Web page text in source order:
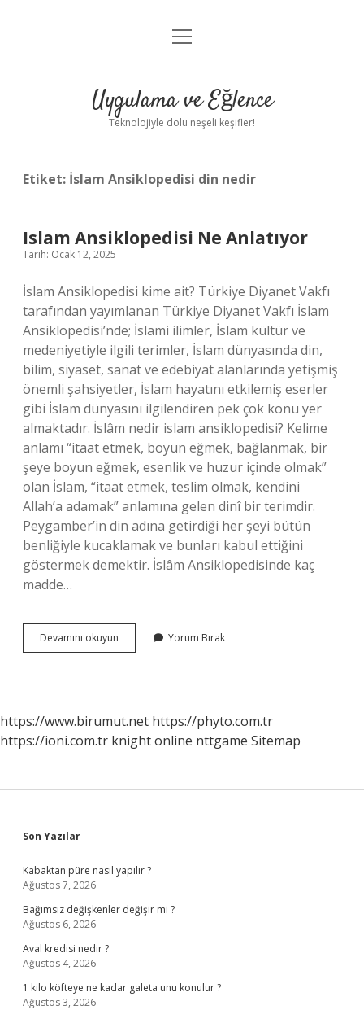
Anasayfa
Yasal Uyarı
menüyü
Uygulama ve Eğlence
Teknolojiyle dolu neşeli keşifler!
Etiket: İslam Ansiklopedisi din nedir
Islam Ansiklopedisi Ne Anlatıyor
Tarih: Ocak 12, 2025
İslam Ansiklopedisi kime ait? Türkiye Diyanet Vakfı
tarafından yayımlanan Türkiye Diyanet Vakfı İslam
Ansiklopedisi’nde; İslami ilimler, İslam kültür ve
medeniyetiyle ilgili terimler, İslam dünyasında din,
bilim, siyaset, sanat ve edebiyat alanlarında yetişmiş
önemli şahsiyetler, İslam hayatını etkilemiş eserler
gibi İslam dünyasını ilgilendiren pek çok konu yer
almaktadır. İslâm nedir islam ansiklopedisi? Kelime
anlamı “itaat etmek, boyun eğmek, bağlanmak, bir
şeye boyun eğmek, esenlik ve huzur içinde olmak”
olan İslam, “itaat etmek, teslim olmak, kendini
Allah’a adamak” anlamına gelen dinî bir terimdir.
Peygamber’in din adına getirdiği her şeyi bütün
benliğiyle kucaklamak ve bunları kabul ettiğini
göstermek demektir. İslâm Ansiklopedisinde kaç
madde…
Devamını okuyun
Ansiklopedisi
Yorum Bırak
https://www.birumut.net https://phyto.com.tr
https://ioni.com.tr knight online nttgame Sitemap
Sidebar
Son Yazılar
Kabaktan püre nasıl yapılır ?
Ağustos 7, 2026
Bağımsız değişkenler değişir mi ?
Ağustos 6, 2026
Aval kredisi nedir ?
Ağustos 4, 2026
1 kilo köfteye ne kadar galeta unu konulur ?
Ağustos 3, 2026